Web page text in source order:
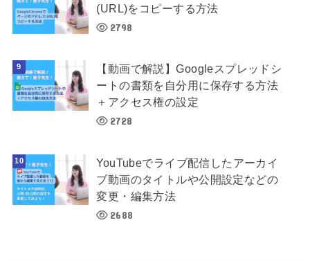
(URL)をコピーする方法
2798
【動画で解説】Googleスプレッドシ
ートの書類を自分用に保存する方法
＋アクセス権の設定
2728
YouTubeでライブ配信したアーカイ
ブ動画のタイトルや公開設定などの
変更・編集方法
2688